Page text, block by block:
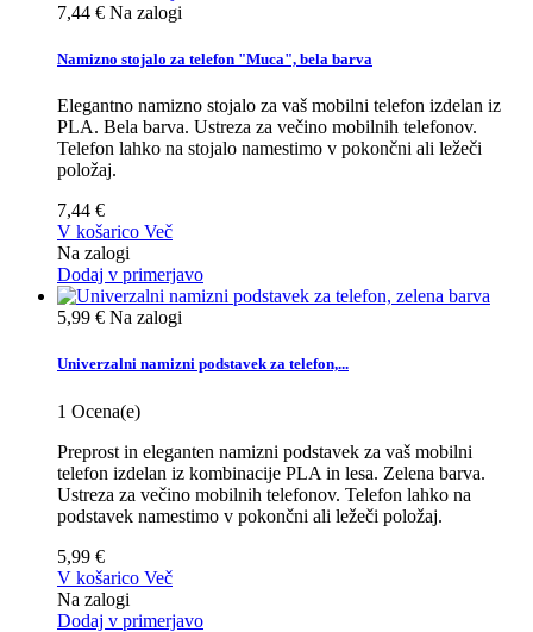
7,44 € Na zalogi
Namizno stojalo za telefon "Muca", bela barva
Elegantno namizno stojalo za vaš mobilni telefon izdelan iz
PLA. Bela barva. Ustreza za večino mobilnih telefonov.
Telefon lahko na stojalo namestimo v pokončni ali ležeči
položaj.
7,44 €
V košarico Več
Na zalogi
Dodaj v primerjavo
5,99 € Na zalogi
Univerzalni namizni podstavek za telefon,...
1 Ocena(e)
Preprost in eleganten namizni podstavek za vaš mobilni
telefon izdelan iz kombinacije PLA in lesa. Zelena barva.
Ustreza za večino mobilnih telefonov. Telefon lahko na
podstavek namestimo v pokončni ali ležeči položaj.
5,99 €
V košarico Več
Na zalogi
Dodaj v primerjavo